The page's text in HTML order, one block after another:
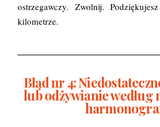
ostrzegawczy. Zwolnij.
kilometrze.
Błąd nr 4:
lub odżywianie według